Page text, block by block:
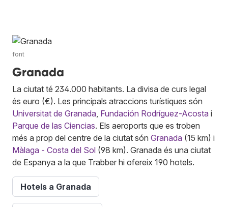
font
Granada
La ciutat té 234.000 habitants. La divisa de curs legal
és euro (€). Les principals atraccions turístiques són
Universitat de Granada Fundación Rodríguez-Acosta i
Parque de las Ciencias. Els aeroports que es troben
més a prop del centre de la ciutat són Granada (15 km) i
Màlaga - Costa del Sol (98 km). Granada és una ciutat
de Espanya a la que Trabber hi ofereix 190 hotels.
Hotels a Granada